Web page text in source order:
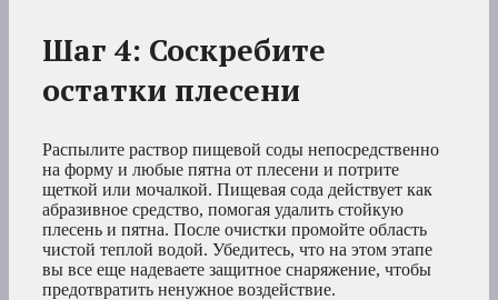
Шаг 4: Соскребите
остатки плесени
Распылите раствор пищевой соды непосредственно
на форму и любые пятна от плесени и потрите
щеткой или мочалкой. Пищевая сода действует как
абразивное средство, помогая удалить стойкую
плесень и пятна. После очистки промойте область
чистой теплой водой. Убедитесь, что на этом этапе
вы все еще надеваете защитное снаряжение, чтобы
предотвратить ненужное воздействие.